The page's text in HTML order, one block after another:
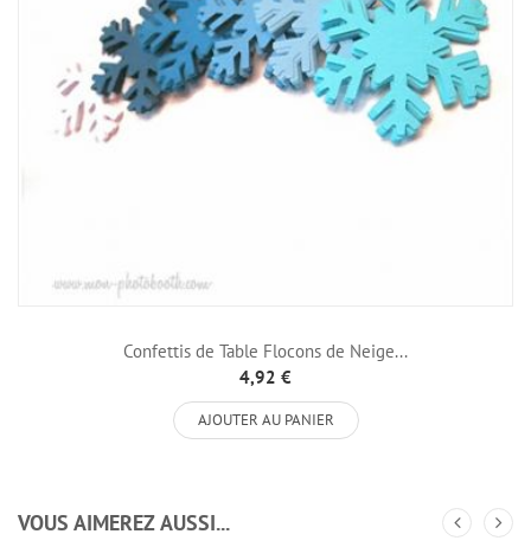
Confettis de Table Flocons de Neige...
4,92 €
AJOUTER AU PANIER
VOUS AIMEREZ AUSSI...